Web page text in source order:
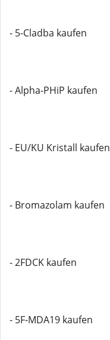
- 5-Cladba kaufen
- Alpha-PHiP kaufen
- EU/KU Kristall kaufen
- Bromazolam kaufen
- 2FDCK kaufen
- 5F-MDA19 kaufen